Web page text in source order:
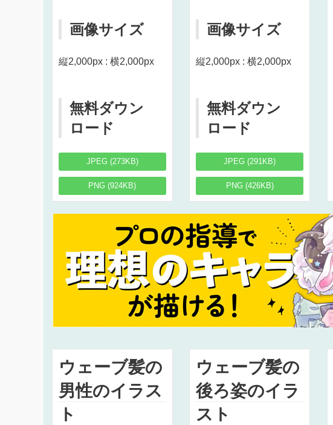
画像サイズ
縦2,000px : 横2,000px
無料ダウン
ロード
JPEG (273KB)
PNG (924KB)
画像サイズ
縦2,000px : 横2,000px
無料ダウン
ロード
JPEG (291KB)
PNG (426KB)
ウェーブ髪の
男性のイラス
ト
ウェーブ髪の
後ろ姿のイラ
スト